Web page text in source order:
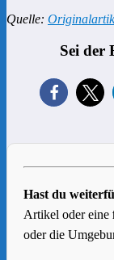
Quelle:
Sei der
Hast du
Artikel oder eine
oder die